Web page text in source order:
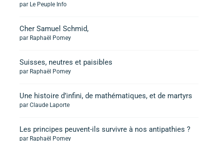
par Le Peuple Info
Cher Samuel Schmid,
par Raphaël Pomey
Suisses, neutres et paisibles
par Raphaël Pomey
Une histoire d’infini, de mathématiques, et de martyrs
par Claude Laporte
Les principes peuvent-ils survivre à nos antipathies ?
par Raphaël Pomey